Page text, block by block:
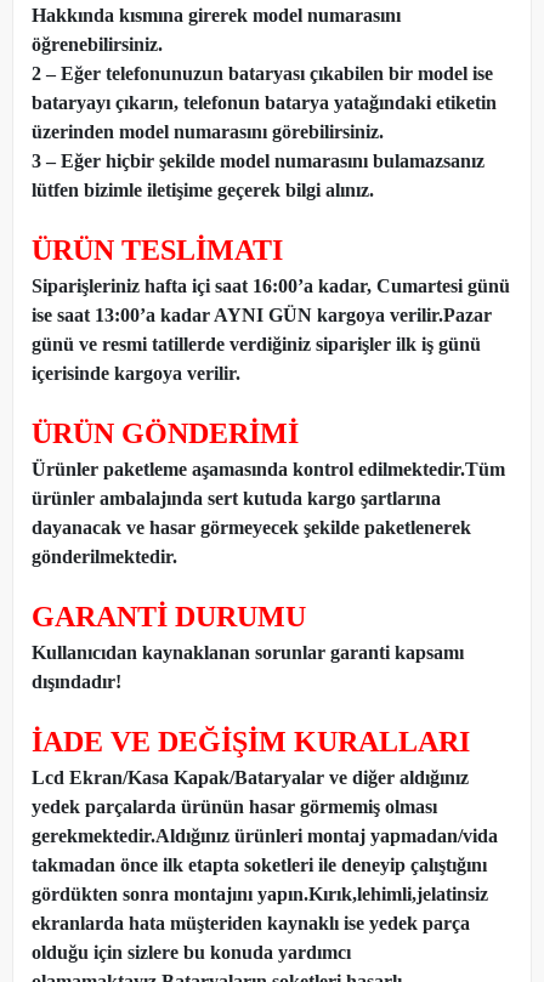
Hakkında kısmına girerek model numarasını
öğrenebilirsiniz.
2 – Eğer telefonunuzun bataryası çıkabilen bir model ise
bataryayı çıkarın, telefonun batarya yatağındaki etiketin
üzerinden model numarasını görebilirsiniz.
3 – Eğer hiçbir şekilde model numarasını bulamazsanız
lütfen bizimle iletişime geçerek bilgi alınız.
ÜRÜN TESLİMATI
Siparişleriniz hafta içi saat 16:00’a kadar, Cumartesi günü
ise saat 13:00’a kadar AYNI GÜN kargoya verilir.Pazar
günü ve resmi tatillerde verdiğiniz siparişler ilk iş günü
içerisinde kargoya verilir.
ÜRÜN GÖNDERİMİ
Ürünler paketleme aşamasında kontrol edilmektedir.Tüm
ürünler ambalajında sert kutuda kargo şartlarına
dayanacak ve hasar görmeyecek şekilde paketlenerek
gönderilmektedir.
GARANTİ DURUMU
Kullanıcıdan kaynaklanan sorunlar garanti kapsamı
dışındadır!
İADE VE DEĞİŞİM KURALLARI
Lcd Ekran/Kasa Kapak/Bataryalar ve diğer aldığınız
yedek parçalarda ürünün hasar görmemiş olması
gerekmektedir.Aldığınız ürünleri montaj yapmadan/vida
takmadan önce ilk etapta soketleri ile deneyip çalıştığını
gördükten sonra montajını yapın.Kırık,lehimli,jelatinsiz
ekranlarda hata müşteriden kaynaklı ise yedek parça
olduğu için sizlere bu konuda yardımcı